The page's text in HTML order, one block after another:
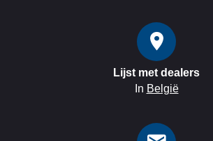
Lijst met dealers
In België